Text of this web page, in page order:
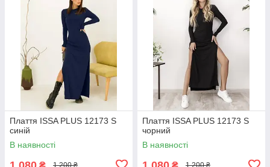
Плаття ISSA PLUS 12173 S
синій
В наявності
Плаття ISSA PLUS 12173 S
чорний
В наявності